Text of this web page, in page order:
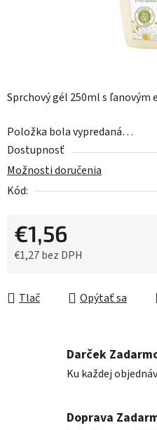
Sprchový gél 250ml s
Položka bola vypredaná…
Dostupnosť
Možnosti doručenia
Kód:
€1,56
€1,27 bez DPH
Tlač
Opýtať sa
Darček
Ku každej
Doprava